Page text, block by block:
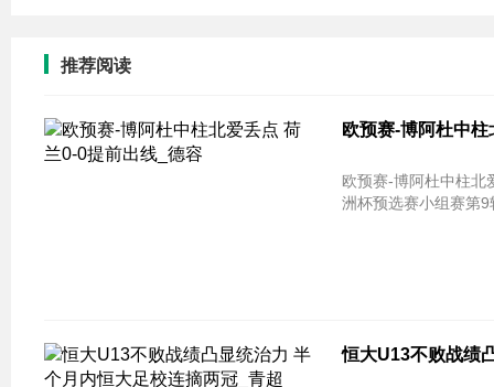
推荐阅读
欧预赛-博阿杜中
欧预赛-博阿杜中柱北爱丢点 荷兰0-0提
洲杯预选赛小组赛第
恒大U13不败战绩